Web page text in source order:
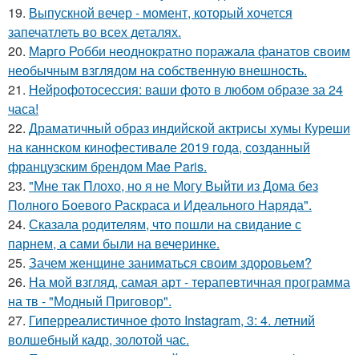
19. Выпускной вечер - момент, который хочется
запечатлеть во всех деталях.
20. Марго Робби неоднократно поражала фанатов своим
необычным взглядом на собственную внешность.
21. Нейрофотосессия: ваши фото в любом образе за 24
часа!
22. Драматичный образ индийской актрисы хумы Куреши
на каннском кинофестивале 2019 года, созданный
французским брендом Mae Paris.
23. "Мне так Плохо, но я не Могу Выйти из Дома без
Полного Боевого Раскраса и Идеального Наряда".
24. Сказала родителям, что пошли на свидание с
парнем, а сами были на вечеринке.
25. Зачем женщине заниматься своим здоровьем?
26. На мой взгляд, самая арт - терапевтичная программа
на тв - "Модный Приговор".
27. Гиперреалистичное фото Instagram, 3: 4. летний
волшебный кадр, золотой час.